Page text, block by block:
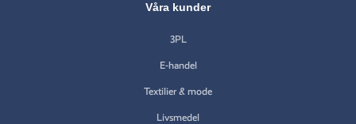
Våra kunder
3PL
E-handel
Textilier & mode
Livsmedel